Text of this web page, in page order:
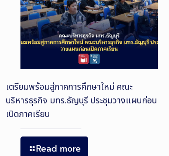
เตรียมพร้อมสู่ภาคการศึกษาใหม่ คณะ
บริหารธุรกิจ มทร.ธัญบุรี ประชุมวางแผนก่อน
เปิดภาคเรียน
Read more